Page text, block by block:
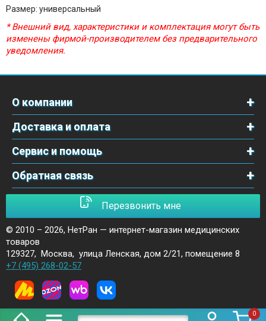
0
Размер: универсальный
* Внешний вид, характеристики и комплектация могут быть
изменены фирмой-производителем без предварительного
уведомления.
О компании
Доставка и оплата
Сервис и помощь
Обратная связь
Перезвонить мне
© 2010 – 2026, НетРан — интернет-магазин медицинских
товаров
129327, Москва, улица Ленская, дом 2/21, помещение 8
+7 (495) 268-02-57